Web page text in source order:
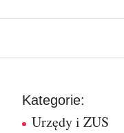
Kategorie:
Urzędy i ZUS